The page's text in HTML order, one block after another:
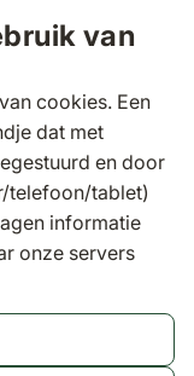
van
cookies. Een
dat met
en door
telefoon/tablet)
informatie
onze servers
loungeset 4-